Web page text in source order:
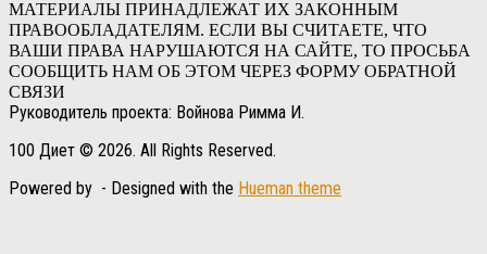
МАТЕРИАЛЫ ПРИНАДЛЕЖАТ ИХ ЗАКОННЫМ
ПРАВООБЛАДАТЕЛЯМ. ЕСЛИ ВЫ СЧИТАЕТЕ, ЧТО
ВАШИ ПРАВА НАРУШАЮТСЯ НА САЙТЕ, ТО ПРОСЬБА
СООБЩИТЬ НАМ ОБ ЭТОМ ЧЕРЕЗ ФОРМУ ОБРАТНОЙ
СВЯЗИ
Руководитель проекта: Войнова Римма И.
100 Диет © 2026. All Rights Reserved.
Powered by - Designed with the Hueman theme